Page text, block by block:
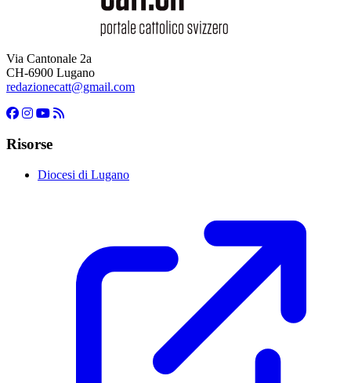
Via Cantonale 2a
CH-6900 Lugano
redazionecatt@gmail.com
Risorse
Diocesi di Lugano